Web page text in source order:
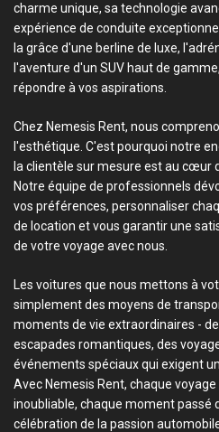
charme unique, sa technologie
expérience de conduite
la grâce d'une berline de luxe,
l'aventure d'un SUV haut de
répondre à vos aspirations.
Chez Nemesis Rent, nous
l'esthétique. C'est pourquoi notre
la clientèle sur mesure est au cœur
Notre équipe de professionnels
vos préférences, personnaliser
de location et vous garantir une
de votre voyage avec nous.
Les voitures que nous mettons à
simplement des moyens de
moments de vie extraordinaires -
escapades romantiques, des
événements spéciaux qui exigent
Avec Nemesis Rent, chaque
inoubliable, chaque moment passé
célébration de la passion